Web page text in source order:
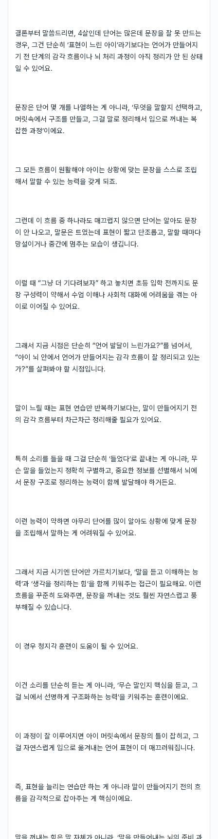
결론부터 말씀드리면, 4살인데 단어는 많은데 문장을 잘 못 만드는
경우, 그건 단순히 ‘표현이 느린 아이’라기보다는 언어가 만들어지
기 전 단계의 감각 흐름이나 뇌 처리 과정이 아직 정리가 안 된 상태
일 수 있어요.
문장은 단어 몇 개를 나열하는 게 아니라, ‘무엇을 말할지 선택하고,
머릿속에서 구조를 만들고, 그걸 말로 정리해서 입으로 꺼내는 복
잡한 과정’이에요.
그 모든 흐름이 원활해야 아이는 상황에 맞는 문장을 스스로 조립
해서 말할 수 있는 능력을 갖게 되죠.
그런데 이 흐름 중 하나라도 매끄럽지 않으면 단어는 알아도 문장
이 안 나오고, 말문은 트였는데 표현이 짧고 단조롭고, 말할 때마다
망설이거나 중간에 멈추는 모습이 생깁니다.
이럴 때 “그냥 더 기다려보자” 하고 놓치면 초등 입학 전까지도 문
장 구성력이 약해서 수업 이해나 사회적 대화에 어려움을 겪는 아
이로 이어질 수 있어요.
그래서 지금 시점은 단순히 “언어 발달이 느린가요?”를 넘어서,
“아이 뇌 안에서 언어가 만들어지는 감각 흐름이 잘 정리되고 있는
가?”를 살펴봐야 할 시점입니다.
말이 느릴 때는 표현 연습만 반복하기보다는, 말이 만들어지기 전
의 감각 흐름부터 차근차근 정리해줄 필요가 있어요.
특히 소리를 들을 때 그걸 단순히 ‘들었다’로 끝내는 게 아니라, 무
슨 말을 들었는지 정확히 구별하고, 중요한 정보를 선별해서 뇌에
서 문장 구조로 정리하는 능력이 함께 발달해야 하거든요.
이런 능력이 약하면 아무리 단어를 많이 알아도 상황에 맞게 문장
을 조립해서 말하는 게 어려워질 수 있어요.
그래서 지금 시기엔 단어만 가르치기보다, ‘말을 듣고 이해하는 능
력’과 ‘생각을 정리하는 힘’을 함께 키워주는 접근이 필요해요. 이런
흐름을 꾸준히 도와주면, 문장을 꺼내는 것도 훨씬 자연스럽고 풍
부해질 수 있습니다.
이 경우 청지각 훈련이 도움이 될 수 있어요.
이건 소리를 단순히 듣는 게 아니라, ‘무슨 말인지 핵심을 듣고, 그
걸 뇌에서 선명하게 구조화하는 능력’을 키워주는 훈련이에요.
이 과정이 잘 이루어지면 아이 머릿속에서 문장의 틀이 잡히고, 그
걸 자연스럽게 입으로 옮겨내는 언어 표현이 더 매끄러워집니다.
즉, 표현을 늘리는 연습만 하는 게 아니라 말이 만들어지기 전의 흐
름을 감각적으로 잡아주는 게 핵심이에요.
말을 꺼내는 힘은 말 자체가 아니라, ‘말을 만들어내는 뇌의 준비 과